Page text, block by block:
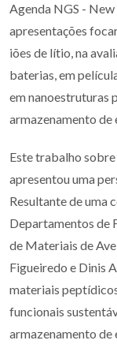
Agenda NGS -
apresentações
iões de lítio, na
baterias, em
em nanoestruturas
armazenamento de
Este trabalho
apresentou uma
Resultante de uma
Departamentos de
de Materiais de
Figueiredo e Dinis
materiais
funcionais
armazenamento de